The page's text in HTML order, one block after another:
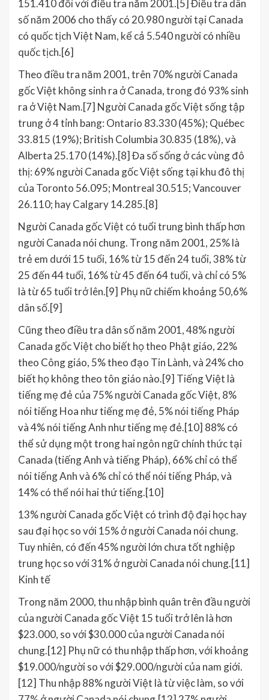
151.410 đối với điều tra năm 2001.[5] Điều tra dân
số năm 2006 cho thấy có 20.980 người tại Canada
có quốc tịch Việt Nam, kể cả 5.540 người có nhiều
quốc tịch.[6]
Theo điều tra năm 2001, trên 70% người Canada
gốc Việt không sinh ra ở Canada, trong đó 93% sinh
ra ở Việt Nam.[7] Người Canada gốc Việt sống tập
trung ở 4 tỉnh bang: Ontario 83.330 (45%); Québec
33.815 (19%); British Columbia 30.835 (18%), và
Alberta 25.170 (14%).[8] Đa số sống ở các vùng đô
thị: 69% người Canada gốc Việt sống tại khu đô thị
của Toronto 56.095; Montreal 30.515; Vancouver
26.110; hay Calgary 14.285.[8]
Người Canada gốc Việt có tuổi trung bình thấp hơn
người Canada nói chung. Trong năm 2001, 25% là
trẻ em dưới 15 tuổi, 16% từ 15 đến 24 tuổi, 38% từ
25 đến 44 tuổi, 16% từ 45 đến 64 tuổi, và chỉ có 5%
là từ 65 tuổi trở lên.[9] Phụ nữ chiếm khoảng 50,6%
dân số.[9]
Cũng theo điều tra dân số năm 2001, 48% người
Canada gốc Việt cho biết họ theo Phật giáo, 22%
theo Công giáo, 5% theo đạo Tin Lành, và 24% cho
biết họ không theo tôn giáo nào.[9] Tiếng Việt là
tiếng mẹ đẻ của 75% người Canada gốc Việt, 8%
nói tiếng Hoa như tiếng mẹ đẻ, 5% nói tiếng Pháp
và 4% nói tiếng Anh như tiếng mẹ đẻ.[10] 88% có
thể sử dụng một trong hai ngôn ngữ chính thức tại
Canada (tiếng Anh và tiếng Pháp), 66% chỉ có thể
nói tiếng Anh và 6% chỉ có thể nói tiếng Pháp, và
14% có thể nói hai thứ tiếng.[10]
13% người Canada gốc Việt có trình độ đại học hay
sau đại học so với 15% ở người Canada nói chung.
Tuy nhiên, có đến 45% người lớn chưa tốt nghiệp
trung học so với 31% ở người Canada nói chung.[11]
Kinh tế
Trong năm 2000, thu nhập bình quân trên đầu người
của người Canada gốc Việt 15 tuổi trở lên là hơn
$23.000, so với $30.000 của người Canada nói
chung.[12] Phụ nữ có thu nhập thấp hơn, với khoảng
$19.000/người so với $29.000/người của nam giới.
[12] Thu nhập 88% người Việt là từ việc làm, so với